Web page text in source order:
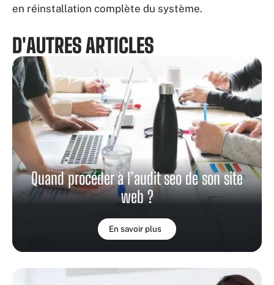
en réinstallation complète du système.
D'AUTRES ARTICLES
Quand procéder à l’audit seo de son site
web ?
En savoir plus